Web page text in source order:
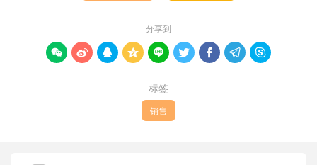
分享到
        
标签
销售